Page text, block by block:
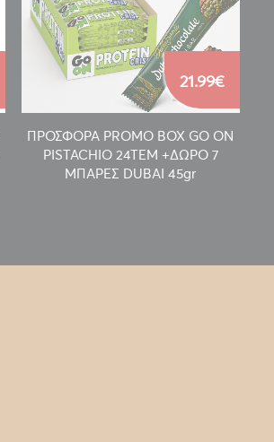
ΠΡΟΣΦΟΡΑ PROMO BOX GO ON
PISTACHIO 24TEM +ΔΩΡΟ 7
ΜΠΑΡΕΣ DUBAI 45gr
21.99€